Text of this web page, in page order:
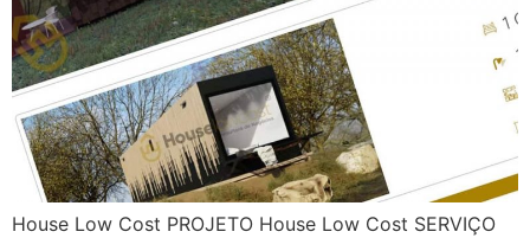
House Low Cost PROJETO House Low Cost SERVIÇO